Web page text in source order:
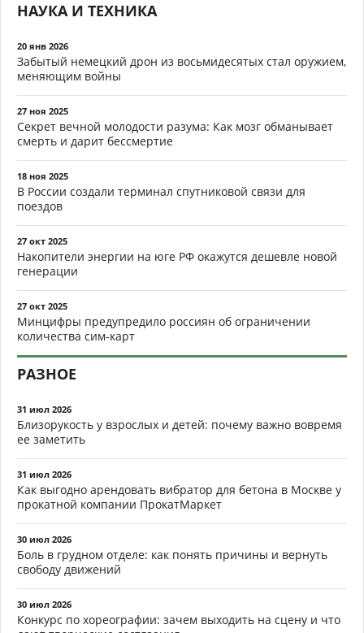
НАУКА И ТЕХНИКА
20 янв 2026
Забытый немецкий дрон из восьмидесятых стал оружием,
меняющим войны
27 ноя 2025
Секрет вечной молодости разума: Как мозг обманывает
смерть и дарит бессмертие
18 ноя 2025
В России создали терминал спутниковой связи для
поездов
27 окт 2025
Накопители энергии на юге РФ окажутся дешевле новой
генерации
27 окт 2025
Минцифры предупредило россиян об ограничении
количества сим-карт
РАЗНОЕ
31 июл 2026
Близорукость у взрослых и детей: почему важно вовремя
ее заметить
31 июл 2026
Как выгодно арендовать вибратор для бетона в Москве у
прокатной компании ПрокатМаркет
30 июл 2026
Боль в грудном отделе: как понять причины и вернуть
свободу движений
30 июл 2026
Конкурс по хореографии: зачем выходить на сцену и что